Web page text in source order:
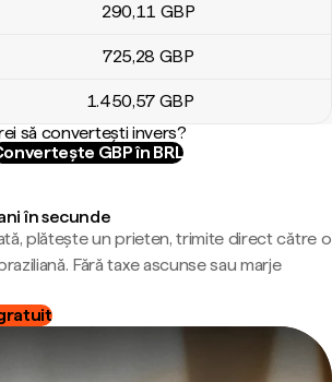
290,11 GBP
725,28 GBP
1.450,57 GBP
să convertești invers?
GBP în BRL
în secunde
plătește un prieten, trimite direct către o
Fără taxe ascunse sau marje